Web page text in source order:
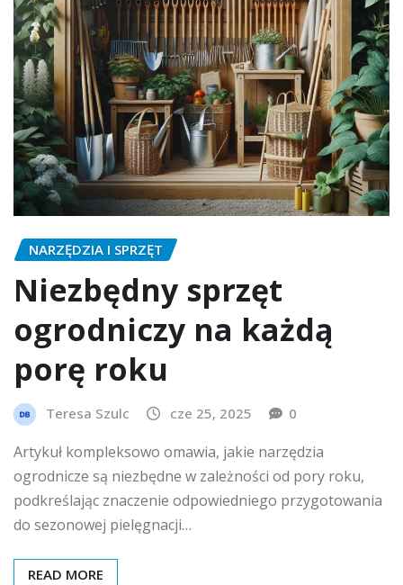
NARZĘDZIA I SPRZĘT
Niezbędny sprzęt
ogrodniczy na każdą
porę roku
Teresa Szulc cze 25, 2025 0
Artykuł kompleksowo omawia, jakie narzędzia
ogrodnicze są niezbędne w zależności od pory roku,
podkreślając znaczenie odpowiedniego przygotowania
do sezonowej pielęgnacji…
READ MORE